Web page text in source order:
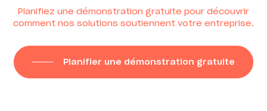
Planifiez une démonstration gratuite pour découvrir
comment nos solutions soutiennent votre entreprise.
Planifier une démonstration gratuite